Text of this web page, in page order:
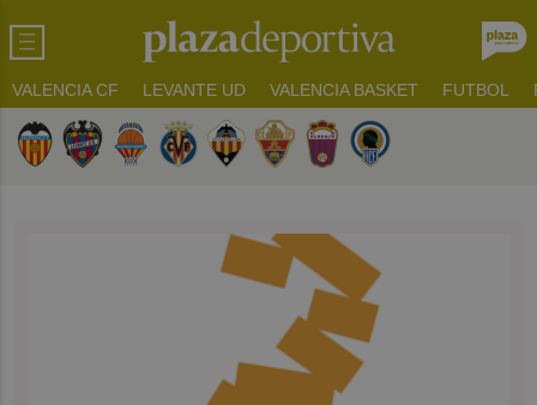
VALENCIA CF LEVANTE UD VALENCIA BASKET FUTBOL